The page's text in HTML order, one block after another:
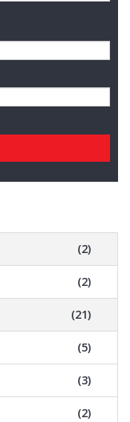
(2)
(2)
(21)
(5)
(3)
(2)